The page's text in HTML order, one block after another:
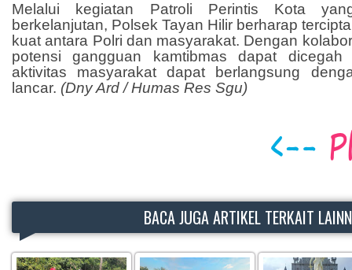
Melalui kegiatan Patroli Perintis Kota
berkelanjutan, Polsek Tayan Hilir berharap
kuat antara Polri dan masyarakat. Dengan
potensi gangguan kamtibmas dapat
aktivitas masyarakat dapat berlangsung
lancar. (Dny Ard / Humas Res Sgu)
BACA JUGA ARTIKEL TERKAIT